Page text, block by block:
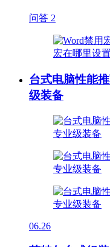
问答 2
台式电脑性能
级装备
06.26